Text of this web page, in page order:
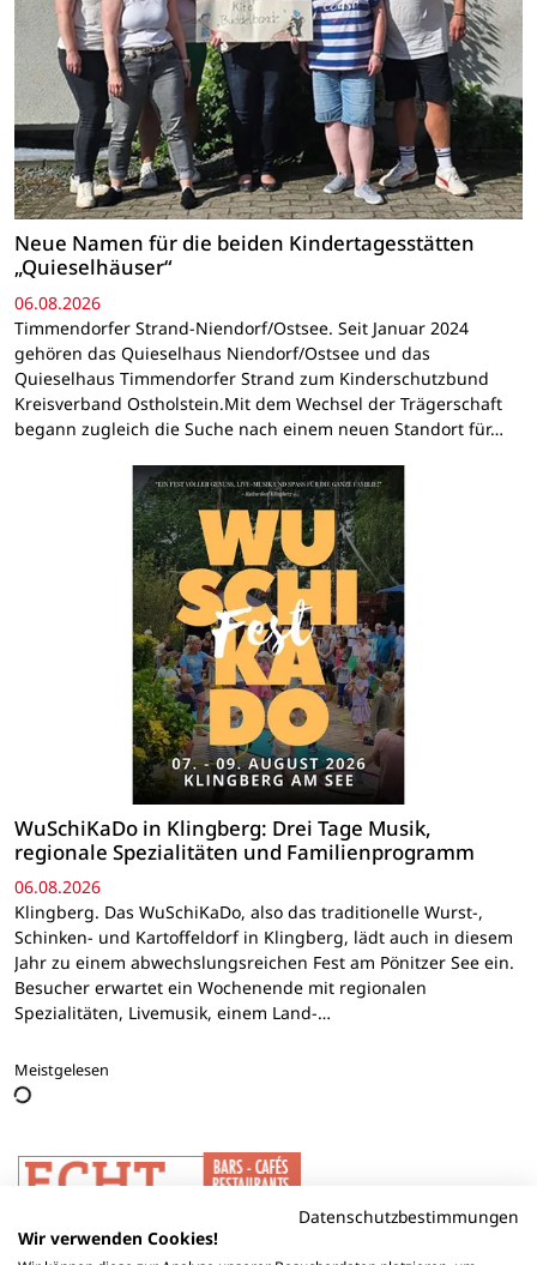
Neue Namen für die beiden Kindertagesstätten
„Quieselhäuser“
06.08.2026
Timmendorfer Strand-Niendorf/Ostsee. Seit Januar 2024
gehören das Quieselhaus Niendorf/Ostsee und das
Quieselhaus Timmendorfer Strand zum Kinderschutzbund
Kreisverband Ostholstein.Mit dem Wechsel der Trägerschaft
begann zugleich die Suche nach einem neuen Standort für…
WuSchiKaDo in Klingberg: Drei Tage Musik,
regionale Spezialitäten und Familienprogramm
06.08.2026
Klingberg. Das WuSchiKaDo, also das traditionelle Wurst-,
Schinken- und Kartoffeldorf in Klingberg, lädt auch in diesem
Jahr zu einem abwechslungsreichen Fest am Pönitzer See ein.
Besucher erwartet ein Wochenende mit regionalen
Spezialitäten, Livemusik, einem Land-…
Meistgelesen
Datenschutzbestimmungen
Wir verwenden Cookies!